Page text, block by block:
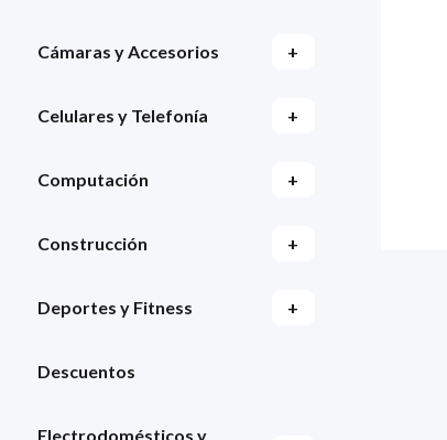
Cámaras y Accesorios +
Celulares y Telefonía +
Computación +
Construcción +
Deportes y Fitness +
Descuentos
Electrodomésticos y